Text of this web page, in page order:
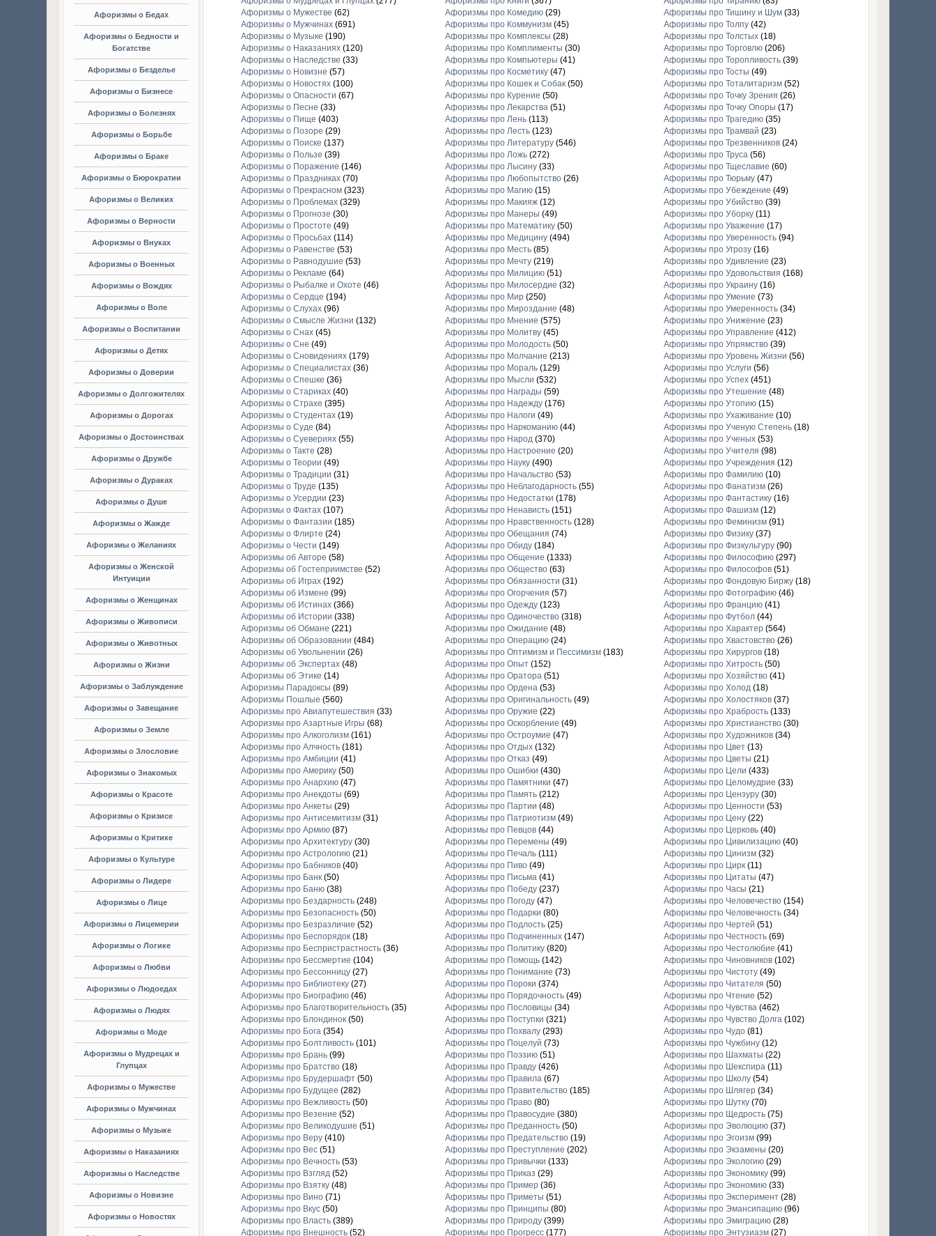
Афоризмы о Бедах
Афоризмы о Бедности и
Богатстве
Афоризмы о Безделье
Афоризмы о Бизнесе
Афоризмы о Болезнях
Афоризмы о Борьбе
Афоризмы о Браке
Афоризмы о Бюрократии
Афоризмы о Великих
Афоризмы о Верности
Афоризмы о Внуках
Афоризмы о Военных
Афоризмы о Вождях
Афоризмы о Воле
Афоризмы о Воспитании
Афоризмы о Детях
Афоризмы о Доверии
Афоризмы о Долгожителях
Афоризмы о Дорогах
Афоризмы о Достоинствах
Афоризмы о Дружбе
Афоризмы о Дураках
Афоризмы о Душе
Афоризмы о Жажде
Афоризмы о Желаниях
Афоризмы о Женской
Интуиции
Афоризмы о Женщинах
Афоризмы о Живописи
Афоризмы о Животных
Афоризмы о Жизни
Афоризмы о Заблуждение
Афоризмы о Завещание
Афоризмы о Земле
Афоризмы о Злословие
Афоризмы о Знакомых
Афоризмы о Красоте
Афоризмы о Кризисе
Афоризмы о Критике
Афоризмы о Культуре
Афоризмы о Лидере
Афоризмы о Лице
Афоризмы о Лицемерии
Афоризмы о Логике
Афоризмы о Любви
Афоризмы о Людоедах
Афоризмы о Людях
Афоризмы о Моде
Афоризмы о Мудрецах и
Глупцах
Афоризмы о Мужестве
Афоризмы о Мужчинах
Афоризмы о Музыке
Афоризмы о Наказаниях
Афоризмы о Наследстве
Афоризмы о Новизне
Афоризмы о Новостях
Афоризмы о Мужестве (62)
Афоризмы о Мужчинах(691)
Афоризмы о Музыке (190)
Афоризмы о Наказаниях(120)
Афоризмы о Наследстве (33)
Афоризмы о Новизне (57)
Афоризмы о Новостях(100)
Афоризмы о Опасности (67)
Афоризмы о Песне (33)
Афоризмы о Пище (403)
Афоризмы о Позоре (29)
Афоризмы о Поиске (137)
Афоризмы о Пользе (39)
Афоризмы о Поражение (146)
Афоризмы о Праздниках(70)
Афоризмы о Прекрасном(323)
Афоризмы о Проблемах(329)
Афоризмы о Прогнозе (30)
Афоризмы о Простоте (49)
Афоризмы о Просьбах(114)
Афоризмы о Равенстве (53)
Афоризмы о Равнодушие (53)
Афоризмы о Рекламе (64)
Афоризмы о Рыбалке и Охоте (46)
Афоризмы о Сердце (194)
Афоризмы о Слухах(96)
Афоризмы о Смысле Жизни (132)
Афоризмы о Снах(45)
Афоризмы о Сне (49)
Афоризмы о Сновидениях(179)
Афоризмы о Специалистах(36)
Афоризмы о Спешке (36)
Афоризмы о Стариках(40)
Афоризмы о Страхе (395)
Афоризмы о Студентах(19)
Афоризмы о Суде (84)
Афоризмы о Суевериях(55)
Афоризмы о Такте (28)
Афоризмы о Теории (49)
Афоризмы о Традиции (31)
Афоризмы о Труде (135)
Афоризмы о Усердии (23)
Афоризмы о Фактах(107)
Афоризмы о Фантазии (185)
Афоризмы о Флирте (24)
Афоризмы о Чести (149)
Афоризмы об Авторе (58)
Афоризмы об Гостеприимстве (52)
Афоризмы об Играх(192)
Афоризмы об Измене (99)
Афоризмы об Истинах(366)
Афоризмы об Истории (338)
Афоризмы об Обмане (221)
Афоризмы об Образовании (484)
Афоризмы об Увольнении (26)
Афоризмы об Экспертах(48)
Афоризмы об Этике (14)
Афоризмы Парадоксы (89)
Афоризмы Пошлые (560)
Афоризмы про Авиапутешествия (33)
Афоризмы про Азартные Игры (68)
Афоризмы про Алкоголизм(161)
Афоризмы про Алчность(181)
Афоризмы про Амбиции (41)
Афоризмы про Америку(50)
Афоризмы про Анархию(47)
Афоризмы про Анекдоты (69)
Афоризмы про Анкеты (29)
Афоризмы про Антисемитизм(31)
Афоризмы про Армию(87)
Афоризмы про Архитектуру(30)
Афоризмы про Астрологию(21)
Афоризмы про Бабников(40)
Афоризмы про Банк(50)
Афоризмы про Баню(38)
Афоризмы про Бездарность(248)
Афоризмы про Безопасность(50)
Афоризмы про Безразличие (52)
Афоризмы про Беспорядок(18)
Афоризмы про Беспристрастность(36)
Афоризмы про Бессмертие (104)
Афоризмы про Бессонницу(27)
Афоризмы про Библиотеку(27)
Афоризмы про Биографию(46)
Афоризмы про Благотворительность(35)
Афоризмы про Блондинок(50)
Афоризмы про Бога(354)
Афоризмы про Болтливость(101)
Афоризмы про Брань(99)
Афоризмы про Братство(18)
Афоризмы про Брудершафт(50)
Афоризмы про Будущее (282)
Афоризмы про Вежливость(50)
Афоризмы про Везение (52)
Афоризмы про Великодушие (51)
Афоризмы про Веру(410)
Афоризмы про Вес(51)
Афоризмы про Вечность(53)
Афоризмы про Взгляд(52)
Афоризмы про Взятку(48)
Афоризмы про Вино(71)
Афоризмы про Вкус(50)
Афоризмы про Власть(389)
Афоризмы про Внешность(52)
Афоризмы про Комедию(29)
Афоризмы про Коммунизм(45)
Афоризмы про Комплексы (28)
Афоризмы про Комплименты (30)
Афоризмы про Компьютеры (41)
Афоризмы про Косметику(47)
Афоризмы про Кошек и Собак(50)
Афоризмы про Курение (50)
Афоризмы про Лекарства(51)
Афоризмы про Лень(113)
Афоризмы про Лесть(123)
Афоризмы про Литературу(546)
Афоризмы про Ложь(272)
Афоризмы про Лысину(33)
Афоризмы про Любопытство(26)
Афоризмы про Магию(15)
Афоризмы про Макияж(12)
Афоризмы про Манеры (49)
Афоризмы про Математику(50)
Афоризмы про Медицину(494)
Афоризмы про Месть(85)
Афоризмы про Мечту(219)
Афоризмы про Милицию(51)
Афоризмы про Милосердие (32)
Афоризмы про Мир(250)
Афоризмы про Мироздание (48)
Афоризмы про Мнение (575)
Афоризмы про Молитву(45)
Афоризмы про Молодость(50)
Афоризмы про Молчание (213)
Афоризмы про Мораль(129)
Афоризмы про Мысли (532)
Афоризмы про Награды (59)
Афоризмы про Надежду(176)
Афоризмы про Налоги (49)
Афоризмы про Наркоманию(44)
Афоризмы про Народ(370)
Афоризмы про Настроение (20)
Афоризмы про Науку(490)
Афоризмы про Начальство(53)
Афоризмы про Неблагодарность(55)
Афоризмы про Недостатки (178)
Афоризмы про Ненависть(151)
Афоризмы про Нравственность(128)
Афоризмы про Обещания (74)
Афоризмы про Обиду(184)
Афоризмы про Общение (1333)
Афоризмы про Общество(63)
Афоризмы про Обязанности (31)
Афоризмы про Огорчения (57)
Афоризмы про Одежду(123)
Афоризмы про Одиночество(318)
Афоризмы про Ожидание (48)
Афоризмы про Операцию(24)
Афоризмы про Оптимизм и Пессимизм(183)
Афоризмы про Опыт(152)
Афоризмы про Оратора(51)
Афоризмы про Ордена(53)
Афоризмы про Оригинальность(49)
Афоризмы про Оружие (22)
Афоризмы про Оскорбление (49)
Афоризмы про Остроумие (47)
Афоризмы про Отдых(132)
Афоризмы про Отказ (49)
Афоризмы про Ошибки (430)
Афоризмы про Памятники (47)
Афоризмы про Память(212)
Афоризмы про Партии (48)
Афоризмы про Патриотизм(49)
Афоризмы про Певцов(44)
Афоризмы про Перемены (49)
Афоризмы про Печаль(111)
Афоризмы про Пиво(49)
Афоризмы про Письма(41)
Афоризмы про Победу(237)
Афоризмы про Погоду(47)
Афоризмы про Подарки (80)
Афоризмы про Подлость(25)
Афоризмы про Подчиненных(147)
Афоризмы про Политику(820)
Афоризмы про Помощь(142)
Афоризмы про Понимание (73)
Афоризмы про Пороки (374)
Афоризмы про Порядочность(49)
Афоризмы про Пословицы (34)
Афоризмы про Поступки (321)
Афоризмы про Похвалу(293)
Афоризмы про Поцелуй (73)
Афоризмы про Поэзию(51)
Афоризмы про Правду(426)
Афоризмы про Правила(67)
Афоризмы про Правительство(185)
Афоризмы про Право(80)
Афоризмы про Правосудие (380)
Афоризмы про Преданность(50)
Афоризмы про Предательство(19)
Афоризмы про Преступление (202)
Афоризмы про Привычки (133)
Афоризмы про Приказ (29)
Афоризмы про Пример(36)
Афоризмы про Приметы (51)
Афоризмы про Принципы (80)
Афоризмы про Природу(399)
Афоризмы про Прогресс(177)
Афоризмы про Тишину и Шум(33)
Афоризмы про Толпу(42)
Афоризмы про Толстых(18)
Афоризмы про Торговлю(206)
Афоризмы про Торопливость(39)
Афоризмы про Тосты (49)
Афоризмы про Тоталитаризм(52)
Афоризмы про Точку Зрения (26)
Афоризмы про Точку Опоры (17)
Афоризмы про Трагедию(35)
Афоризмы про Трамвай (23)
Афоризмы про Трезвенников(24)
Афоризмы про Труса(56)
Афоризмы про Тщеславие (60)
Афоризмы про Тюрьму(47)
Афоризмы про Убеждение (49)
Афоризмы про Убийство(39)
Афоризмы про Уборку(11)
Афоризмы про Уважение (17)
Афоризмы про Уверенность(94)
Афоризмы про Угрозу(16)
Афоризмы про Удивление (23)
Афоризмы про Удовольствия (168)
Афоризмы про Украину(16)
Афоризмы про Умение (73)
Афоризмы про Умеренность(34)
Афоризмы про Унижение (23)
Афоризмы про Управление (412)
Афоризмы про Упрямство(39)
Афоризмы про Уровень Жизни (56)
Афоризмы про Услуги (56)
Афоризмы про Успех(451)
Афоризмы про Утешение (48)
Афоризмы про Утопию(15)
Афоризмы про Ухаживание (10)
Афоризмы про Ученую Степень(18)
Афоризмы про Ученых(53)
Афоризмы про Учителя (98)
Афоризмы про Учреждения (12)
Афоризмы про Фамилию(10)
Афоризмы про Фанатизм(26)
Афоризмы про Фантастику(16)
Афоризмы про Фашизм(12)
Афоризмы про Феминизм(91)
Афоризмы про Физику(37)
Афоризмы про Физкультуру(90)
Афоризмы про Философию(297)
Афоризмы про Философов(51)
Афоризмы про Фондовую Биржу(18)
Афоризмы про Фотографию(46)
Афоризмы про Францию(41)
Афоризмы про Футбол(44)
Афоризмы про Характер(564)
Афоризмы про Хвастовство(26)
Афоризмы про Хирургов(18)
Афоризмы про Хитрость(50)
Афоризмы про Хозяйство(41)
Афоризмы про Холод(18)
Афоризмы про Холостяков(37)
Афоризмы про Храбрость(133)
Афоризмы про Христианство(30)
Афоризмы про Художников(34)
Афоризмы про Цвет(13)
Афоризмы про Цветы (21)
Афоризмы про Цели (433)
Афоризмы про Целомудрие (33)
Афоризмы про Цензуру(30)
Афоризмы про Ценности (53)
Афоризмы про Цену(22)
Афоризмы про Церковь(40)
Афоризмы про Цивилизацию(40)
Афоризмы про Цинизм(32)
Афоризмы про Цирк(11)
Афоризмы про Цитаты (47)
Афоризмы про Часы (21)
Афоризмы про Человечество(154)
Афоризмы про Человечность(34)
Афоризмы про Чертей (51)
Афоризмы про Честность(69)
Афоризмы про Честолюбие (41)
Афоризмы про Чиновников(102)
Афоризмы про Чистоту(49)
Афоризмы про Читателя (50)
Афоризмы про Чтение (52)
Афоризмы про Чувства(462)
Афоризмы про Чувство Долга(102)
Афоризмы про Чудо(81)
Афоризмы про Чужбину(12)
Афоризмы про Шахматы (22)
Афоризмы про Шекспира(11)
Афоризмы про Школу(54)
Афоризмы про Шлягер(34)
Афоризмы про Шутку(70)
Афоризмы про Щедрость(75)
Афоризмы про Эволюцию(37)
Афоризмы про Эгоизм(99)
Афоризмы про Экзамены (20)
Афоризмы про Экологию(29)
Афоризмы про Экономику(99)
Афоризмы про Экономию(33)
Афоризмы про Эксперимент(28)
Афоризмы про Эмансипацию(96)
Афоризмы про Эмиграцию(28)
Афоризмы про Энтузиазм(27)